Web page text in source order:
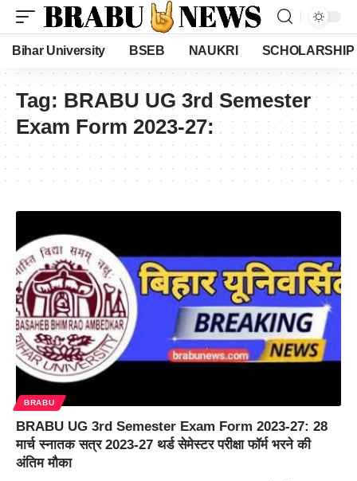
Bihar University BSEB NAUKRI SCHOLARSHIP
Tag: BRABU UG 3rd Semester
Exam Form 2023-27:
BRABU
BRABU UG 3rd Semester Exam Form 2023-27: 28
मार्च स्नातक सत्र 2023-27 थर्ड सेमेस्टर परीक्षा फॉर्म भरने की
अंतिम मौका